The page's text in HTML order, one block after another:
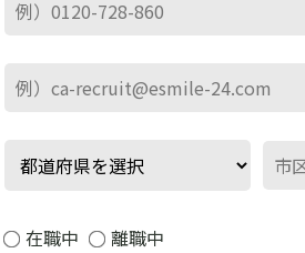
在職中 離職中